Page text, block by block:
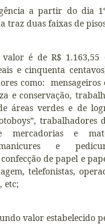
a partir do dia
traz duas faixas de
é de R$
e cinquenta
como: mensageiros
e conservação,
áreas verdes e de
trabalhadores
mercadorias e
e
de papel e
telefonistas,
etc;
valor estabelecido